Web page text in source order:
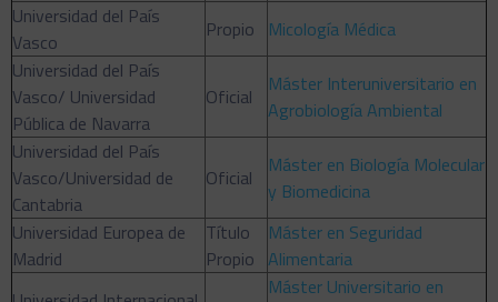
Universidad del País
Vasco
Propio
Micología Médica
Universidad del País
Vasco/ Universidad
Pública de Navarra
Oficial
Máster Interuniversitario en
Agrobiología Ambiental
Universidad del País
Vasco/Universidad de
Cantabria
Oficial
Máster en Biología Molecular
y Biomedicina
Universidad Europea de
Madrid
Título
Propio
Máster en Seguridad
Alimentaria
Máster Universitario en